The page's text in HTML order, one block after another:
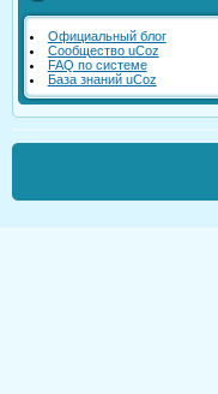
Официальный блог
Сообщество uCoz
FAQ по системе
База знаний uCoz